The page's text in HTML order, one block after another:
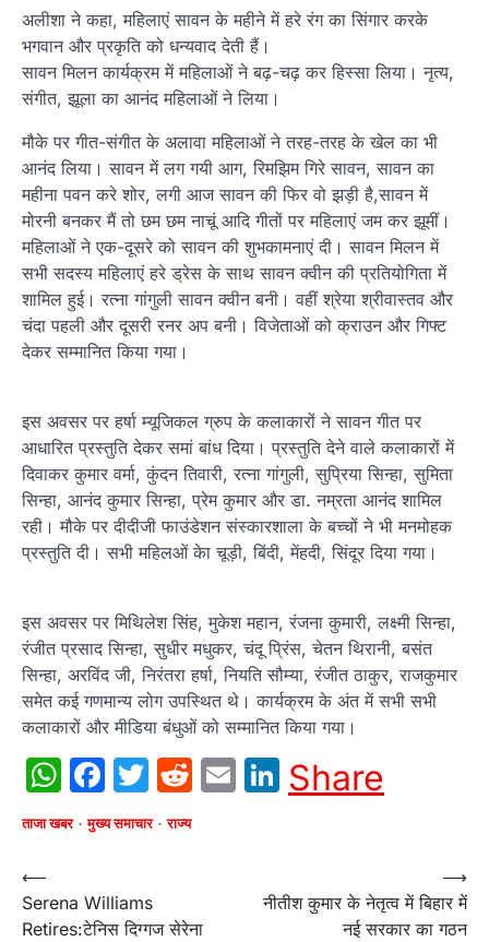
अलीशा ने कहा, महिलाएं सावन के महीने में हरे रंग का सिंगार करके
भगवान और प्रकृति को धन्यवाद देती हैं।
सावन मिलन कार्यक्रम में महिलाओं ने बढ़-चढ़ कर हिस्सा लिया। नृत्य,
संगीत, झूला का आनंद महिलाओं ने लिया।
मौके पर गीत-संगीत के अलावा महिलाओं ने तरह-तरह के खेल का भी
आनंद लिया। सावन में लग गयी आग, रिमझिम गिरे सावन, सावन का
महीना पवन करे शोर, लगी आज सावन की फिर वो झड़ी है,सावन में
मोरनी बनकर मैं तो छम छम नाचूं आदि गीतों पर महिलाएं जम कर झूमीं।
महिलाओं ने एक-दूसरे को सावन की शुभकामनाएं दी। सावन मिलन में
सभी सदस्य महिलाएं हरे ड्रेस के साथ सावन क्वीन की प्रतियोगिता में
शामिल हुई। रत्ना गांगुली सावन क्वीन बनी। वहीं श्रेया श्रीवास्तव और
चंदा पहली और दूसरी रनर अप बनी। विजेताओं को क्राउन और गिफ्ट
देकर सम्मानित किया गया।
इस अवसर पर हर्षा म्यूजिकल ग्रुप के कलाकारों ने सावन गीत पर
आधारित प्रस्तुति देकर समां बांध दिया। प्रस्तुति देने वाले कलाकारों में
दिवाकर कुमार वर्मा, कुंदन तिवारी, रत्ना गांगुली, सुप्रिया सिन्हा, सुमिता
सिन्हा, आनंद कुमार सिन्हा, प्रेम कुमार और डा. नम्रता आनंद शामिल
रही। मौके पर दीदीजी फाउंडेशन संस्कारशाला के बच्चों ने भी मनमोहक
प्रस्तुति दी। सभी महिलओं केा चूड़ी, बिंदी, मेंहदी, सिंदूर दिया गया।
इस अवसर पर मिथिलेश सिंह, मुकेश महान, रंजना कुमारी, लक्ष्मी सिन्हा,
रंजीत प्रसाद सिन्हा, सुधीर मधुकर, चंदू प्रिंस, चेतन थिरानी, बसंत
सिन्हा, अरविंद जी, निरंतरा हर्षा, नियति सौम्या, रंजीत ठाकुर, राजकुमार
समेत कई गणमान्य लोग उपस्थित थे। कार्यक्रम के अंत में सभी सभी
कलाकारों और मीडिया बंधुओं को सम्मानित किया गया।
WhatsApp
Facebook
Twitter
Reddit
EmailLinkedIn
Share
ताजा खबर मुख्य समाचार राज्य
Post
navigation
⟵
Serena Williams
Retires:टेनिस दिग्गज सेरेना
नीतीश कुमार के नेतृत्व में बिहार में
नई सरकार का गठन
⟶